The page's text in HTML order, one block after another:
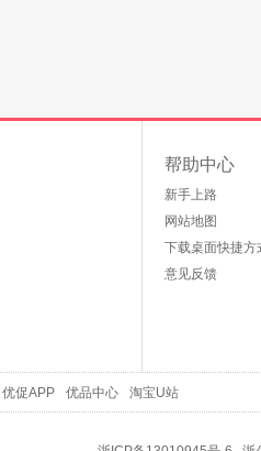
帮助中心
新手上路
网站地图
下载桌面快捷方
意见反馈
优促APP 优品中心 淘宝U站